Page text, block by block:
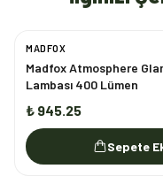
MADFOX
Madfox Atmosphere
Lambası 400 Lümen
₺ 945.25
Sepete